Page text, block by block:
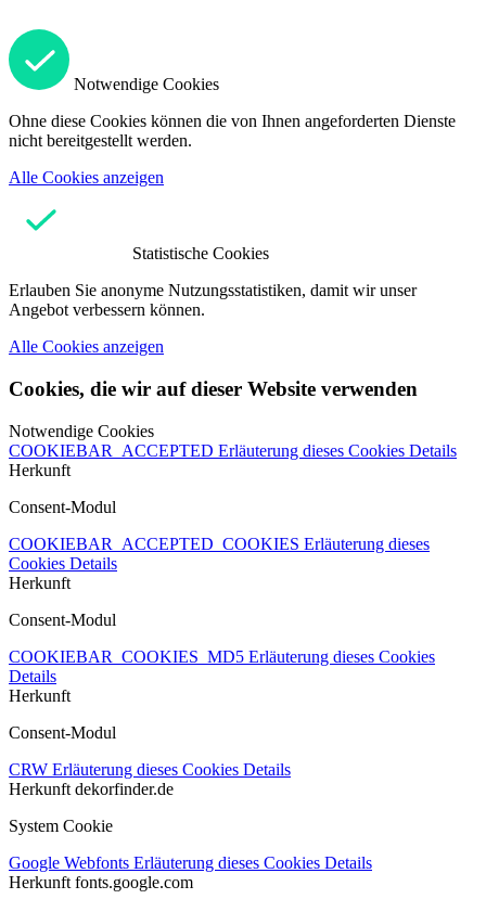
Notwendige Cookies
Ohne diese Cookies können die von Ihnen angeforderten Dienste
nicht bereitgestellt werden.
Alle Cookies anzeigen
Statistische Cookies
Erlauben Sie anonyme Nutzungsstatistiken, damit wir unser
Angebot verbessern können.
Alle Cookies anzeigen
Cookies, die wir auf dieser Website verwenden
Notwendige Cookies
COOKIEBAR_ACCEPTED Erläuterung dieses Cookies Details
Herkunft
Consent-Modul
COOKIEBAR_ACCEPTED_COOKIES Erläuterung dieses
Cookies Details
Herkunft
Consent-Modul
COOKIEBAR_COOKIES_MD5 Erläuterung dieses Cookies
Details
Herkunft
Consent-Modul
CRW Erläuterung dieses Cookies Details
Herkunft dekorfinder.de
System Cookie
Google Webfonts Erläuterung dieses Cookies Details
Herkunft fonts.google.com